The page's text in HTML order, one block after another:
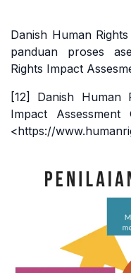
Danish Human
panduan proses
Rights Impact
[12]
Danish Human
Impact Assessment
<https://